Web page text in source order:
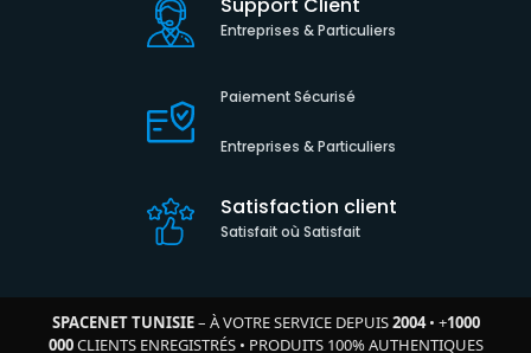
Entreprises & Particuliers
Paiement Sécurisé
Entreprises & Particuliers
Satisfaction client
Satisfait où Satisfait
SPACENET TUNISIE– À VOTRE SERVICE DEPUIS2004• +1000
000CLIENTS ENREGISTRÉS• PRODUITS 100% AUTHENTIQUES